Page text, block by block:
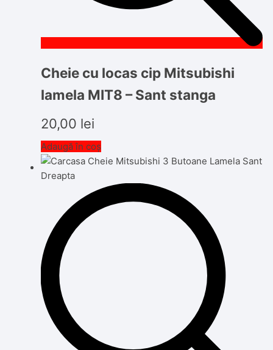
Cheie cu locas cip Mitsubishi
lamela MIT8 – Sant stanga
20,00 lei
Adaugă în coș